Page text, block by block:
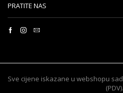
PRATITE NAS
Sve cijene iskazane u webshopu
(PDV).